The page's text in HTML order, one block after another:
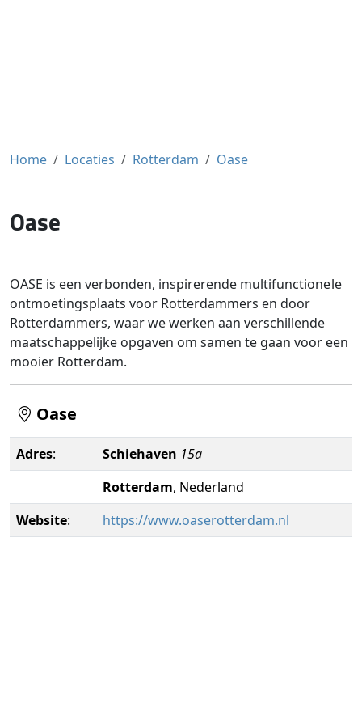
Home Locaties Rotterdam Oase
Oase
OASE is een verbonden, inspirerende multifunctionele
ontmoetingsplaats voor Rotterdammers en door
Rotterdammers, waar we werken aan verschillende
maatschappelijke opgaven om samen te gaan voor een
mooier Rotterdam.
Oase
Adres: Schiehaven 15a
Rotterdam, Nederland
Website: https://www.oaserotterdam.nl